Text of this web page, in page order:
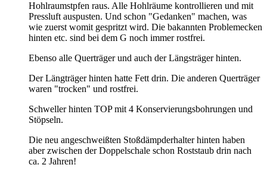
Hohlraumstpfen raus. Alle Hohlräume kontrollieren und mit
Pressluft auspusten. Und schon "Gedanken" machen, was
wie zuerst womit gespritzt wird. Die bakannten Problemecken
hinten etc. sind bei dem G noch immer rostfrei.
Ebenso alle Querträger und auch der Längsträger hinten.
Der Längträger hinten hatte Fett drin. Die anderen Querträger
waren "trocken" und rostfrei.
Schweller hinten TOP mit 4 Konservierungsbohrungen und
Stöpseln.
Die neu angeschweißten Stoßdämpderhalter hinten haben
aber zwischen der Doppelschale schon Roststaub drin nach
ca. 2 Jahren!